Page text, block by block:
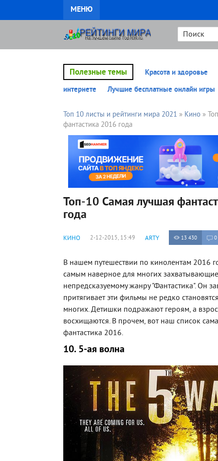
МЕНЮ
Полезные темы
Красота и здоровье
интернете
Лучшие бесплатные онлайн игры
Топ 10 листы и рейтинги мира 2021 » Кино »
фантастика 2016 года
Топ-10 Самая лучшая
года
КИНО 2-12-2015, 15:49 ARTY 13 430 0
В нашем путешествии по кинолентам 2016
самым наверное для многих захватывающие
непредсказуемому жанру "Фантастика". Он
притягивает эти фильмы не редко
многих. Детишки подражают героям, а
восхищаются. В прочем, вот наш список
фантастика 2016.
10. 5-ая волна